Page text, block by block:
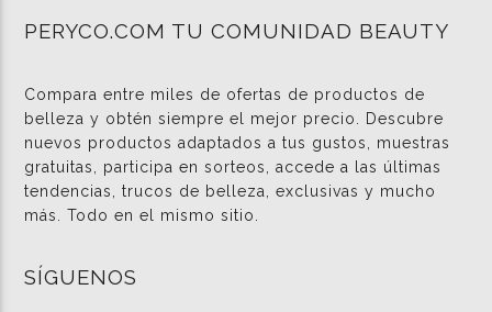
PERYCO.COM TU COMUNIDAD BEAUTY
Compara entre miles de ofertas de productos de
belleza y obtén siempre el mejor precio. Descubre
nuevos productos adaptados a tus gustos, muestras
gratuitas, participa en sorteos, accede a las últimas
tendencias, trucos de belleza, exclusivas y mucho
más. Todo en el mismo sitio.
SÍGUENOS